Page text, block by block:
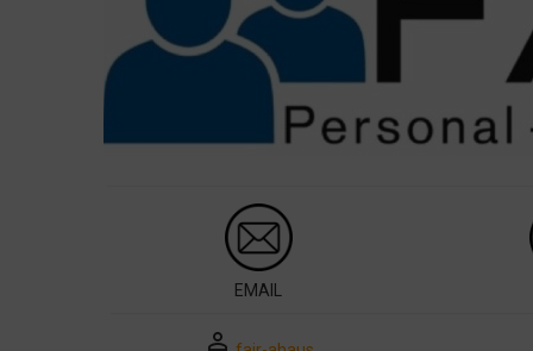
EMAIL
perm_identity